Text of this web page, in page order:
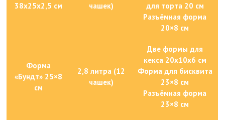
38x25x2,5 см
чашек)
для торта 20 см
Разъёмная форма
20×8 см
Форма
«Бундт» 25×8
см
2,8 литра (12
чашек)
Две формы для
кекса 20x10x6 см
Форма для бисквита
23×8 см
Разъёмная форма
23×8 см